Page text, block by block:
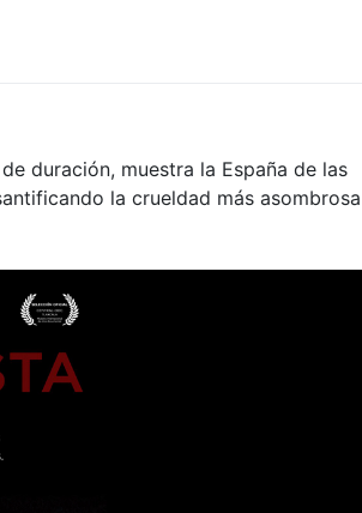
duración, muestra la España de las
la crueldad más asombrosa